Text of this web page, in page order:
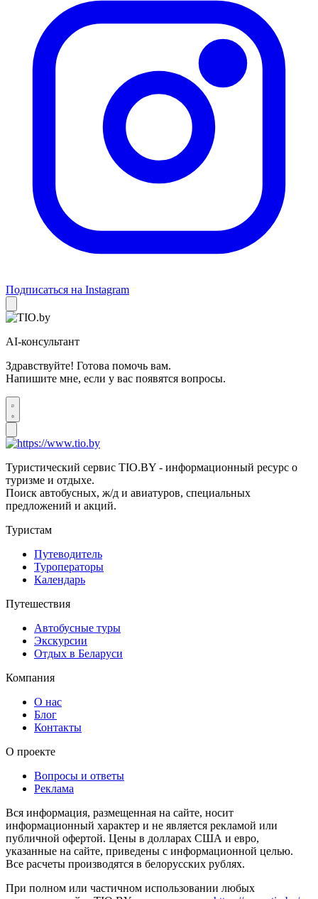
Подписаться на Instagram
AI-консультант
Здравствуйте! Готова помочь вам.
Напишите мне, если у вас появятся вопросы.
Туристический сервис TIO.BY - информационный ресурс о
туризме и отдыхе.
Поиск автобусных, ж/д и авиатуров, специальных
предложений и акций.
Туристам
Путеводитель
Туроператоры
Календарь
Путешествия
Автобусные туры
Экскурсии
Отдых в Беларуси
Компания
О нас
Блог
Контакты
О проекте
Вопросы и ответы
Реклама
Вся информация, размещенная на сайте, носит
информационный характер и не является рекламой или
публичной офертой. Цены в долларах США и евро,
указанные на сайте, приведены с информационной целью.
Все расчеты производятся в белорусских рублях.
При полном или частичном использовании любых